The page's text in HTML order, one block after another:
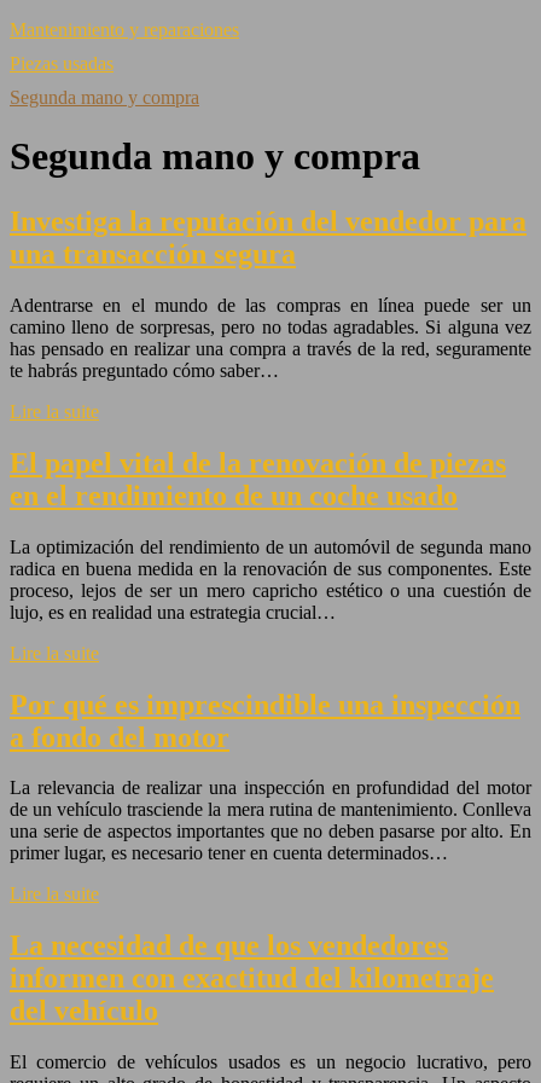
Mantenimiento y reparaciones
Piezas usadas
Segunda mano y compra
Segunda mano y compra
Investiga la reputación del vendedor para
una transacción segura
Adentrarse en el mundo de las compras en línea puede ser un
camino lleno de sorpresas, pero no todas agradables. Si alguna vez
has pensado en realizar una compra a través de la red, seguramente
te habrás preguntado cómo saber…
Lire la suite
El papel vital de la renovación de piezas
en el rendimiento de un coche usado
La optimización del rendimiento de un automóvil de segunda mano
radica en buena medida en la renovación de sus componentes. Este
proceso, lejos de ser un mero capricho estético o una cuestión de
lujo, es en realidad una estrategia crucial…
Lire la suite
Por qué es imprescindible una inspección
a fondo del motor
La relevancia de realizar una inspección en profundidad del motor
de un vehículo trasciende la mera rutina de mantenimiento. Conlleva
una serie de aspectos importantes que no deben pasarse por alto. En
primer lugar, es necesario tener en cuenta determinados…
Lire la suite
La necesidad de que los vendedores
informen con exactitud del kilometraje
del vehículo
El comercio de vehículos usados es un negocio lucrativo, pero